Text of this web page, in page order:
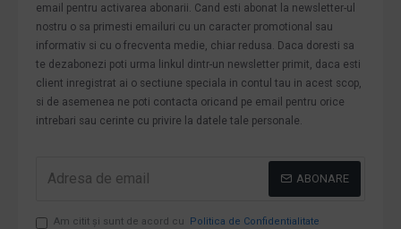
email pentru activarea abonarii. Cand esti abonat la newsletter-ul
nostru o sa primesti emailuri cu un caracter promotional sau
informativ si cu o frecventa medie, chiar redusa. Daca doresti sa
te dezabonezi poti urma linkul dintr-un newsletter primit, daca esti
client inregistrat ai o sectiune speciala in contul tau in acest scop,
si de asemenea ne poti contacta oricand pe email pentru orice
intrebari sau cerinte cu privire la datele tale personale.
ABONARE
Am citit şi sunt de acord cu Politica de Confidentialitate